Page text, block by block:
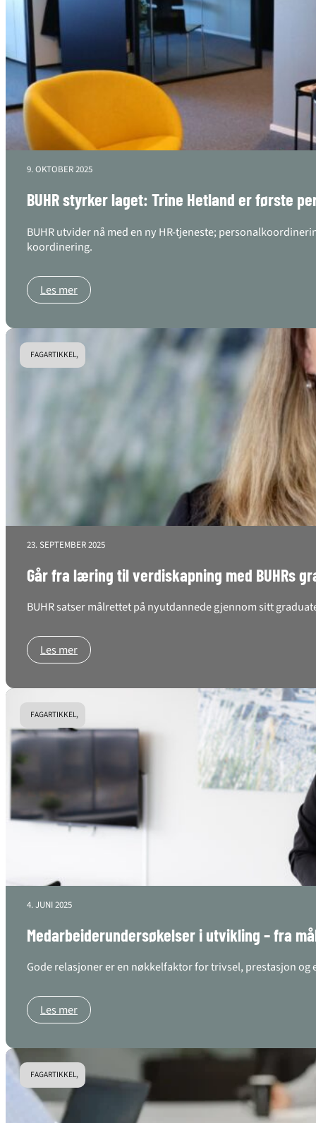
9. OKTOBER 2025
BUHR styrker laget: Trine Hetland er første
BUHR utvider nå med en ny HR-tjeneste;
koordinering.
Les mer
FAGARTIKKEL,
23. SEPTEMBER 2025
Går fra læring til verdiskapning med BUHRs
BUHR satser målrettet på nyutdannede gjennom sitt
Les mer
FAGARTIKKEL,
4. JUNI 2025
Medarbeiderundersøkelser i utvikling – fra
Gode relasjoner er en nøkkelfaktor for trivsel, prestasjon
Les mer
FAGARTIKKEL,